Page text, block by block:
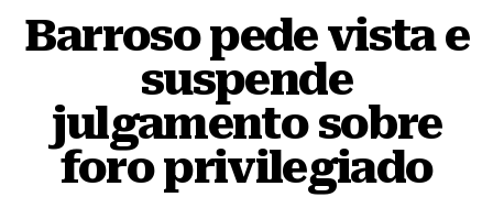
Barroso pede vista e
suspende
julgamento sobre
foro privilegiado